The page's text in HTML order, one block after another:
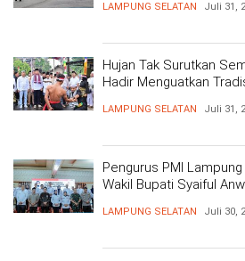
LAMPUNG SELATAN Juli 31,
Hujan Tak Surutkan
Hadir Menguatkan
LAMPUNG SELATAN Juli 31,
Pengurus PMI
Wakil Bupati Syaiful
LAMPUNG SELATAN Juli 30,